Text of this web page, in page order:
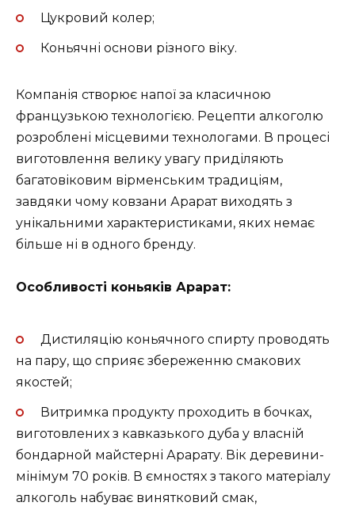
Цукровий колер;
Коньячні основи різного віку.
Компанія створює напої за класичною
французькою технологією. Рецепти алкоголю
розроблені місцевими технологами. В процесі
виготовлення велику увагу приділяють
багатовіковим вірменським традиціям,
завдяки чому ковзани Арарат виходять з
унікальними характеристиками, яких немає
більше ні в одного бренду.
Особливості коньяків Арарат:
Дистиляцію коньячного спирту проводять
на пару, що сприяє збереженню смакових
якостей;
Витримка продукту проходить в бочках,
виготовлених з кавказького дуба у власній
бондарной майстерні Арарату. Вік деревини-
мінімум 70 років. В ємностях з такого матеріалу
алкоголь набуває винятковий смак,